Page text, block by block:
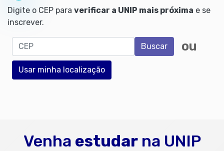
Digite o CEP para verificar a UNIP mais próxima e se
inscrever.
CEP Buscar ou
Usar minha localização
Venha estudarna UNIP